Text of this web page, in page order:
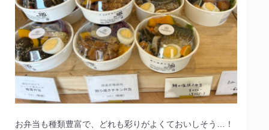
お弁当も種類豊富で、どれも彩りがよくておいしそう…！